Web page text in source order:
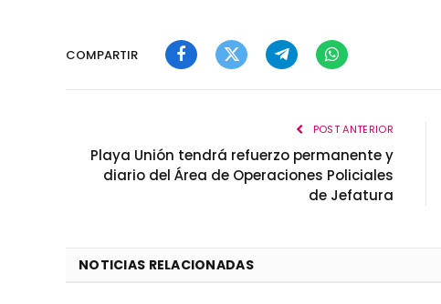
COMPARTIR
FacebookTwitterTelegramWhatsApp
POST ANTERIOR
Playa Unión tendrá refuerzo permanente y
diario del Área de Operaciones Policiales
de Jefatura
NOTICIAS RELACIONADAS